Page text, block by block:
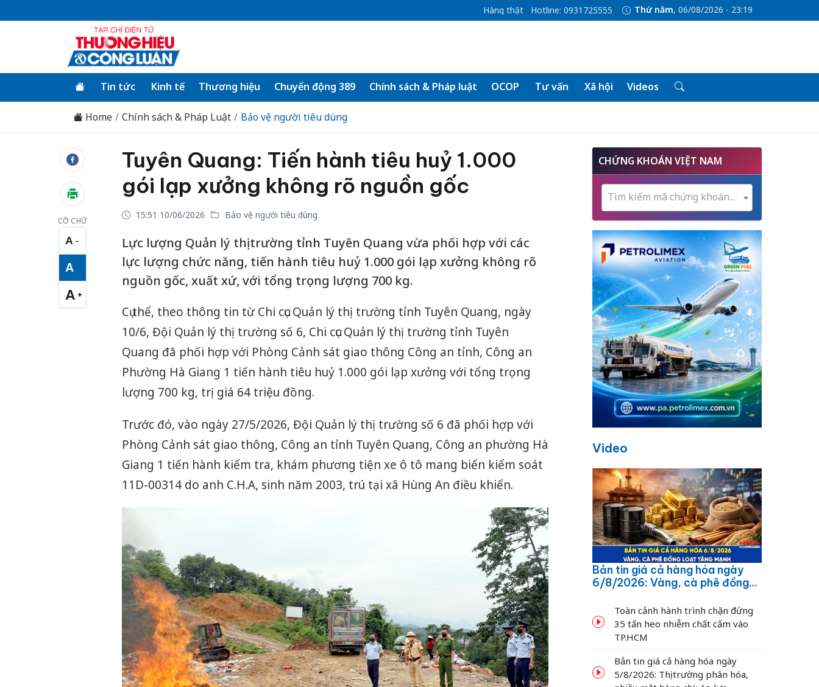
Hàng thật Hotline: 0931725555 Thứ năm, 06/08/2026 - 23:19
Tin tức Kinh tế Thương hiệu Chuyển động 389 Chính sách & Pháp luật OCOP Tư vấn Xã hội Videos
Home Chính sách & Pháp Luật Bảo vệ người tiêu dùng
CỠ CHỮ
A −
Cỡ chữ nhỏ
A
Cỡ chữ vừa
A +
Cỡ chữ lớn
Tuyên Quang: Tiến hành tiêu huỷ 1.000
gói lạp xưởng không rõ nguồn gốc
15:51 10/06/2026 Bảo vệ người tiêu dùng
Lực lượng Quản lý thị trường tỉnh Tuyên Quang vừa phối hợp với các
lực lượng chức năng, tiến hành tiêu huỷ 1.000 gói lạp xưởng không rõ
nguồn gốc, xuất xứ, với tổng trọng lượng 700 kg.
Cụ thể, theo thông tin từ Chi cục Quản lý thị trường tỉnh Tuyên Quang, ngày
10/6, Đội Quản lý thị trường số 6, Chi cục Quản lý thị trường tỉnh Tuyên
Quang đã phối hợp với Phòng Cảnh sát giao thông Công an tỉnh, Công an
Phường Hà Giang 1 tiến hành tiêu huỷ 1.000 gói lạp xưởng với tổng trọng
lượng 700 kg, trị giá 64 triệu đồng.
Trước đó, vào ngày 27/5/2026, Đội Quản lý thị trường số 6 đã phối hợp với
Phòng Cảnh sát giao thông, Công an tỉnh Tuyên Quang, Công an phường Hà
Giang 1 tiến hành kiểm tra, khám phương tiện xe ô tô mang biển kiểm soát
11D-00314 do anh C.H.A, sinh năm 2003, trú tại xã Hùng An điều khiển.
CHỨNG KHOÁN VIỆT NAM
Tìm kiếm mã chứng khoán...
Video
Bản tin giá cả hàng hóa ngày
6/8/2026: Vàng, cà phê đồng
Toàn cảnh hành trình chặn đứng
35 tấn heo nhiễm chất cấm vào
TP.HCM
Bản tin giá cả hàng hóa ngày
5/8/2026: Thị trường phân hóa,